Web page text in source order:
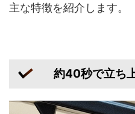
主な特徴を紹介します。
約40秒で立ち